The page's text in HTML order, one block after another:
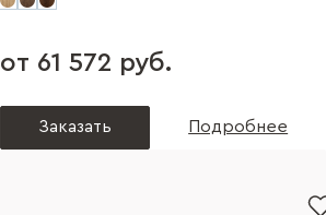
от 61 572 руб.
Заказать Подробнее